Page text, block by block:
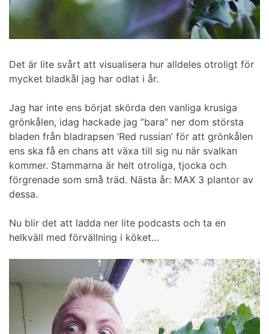
Det är lite svårt att visualisera hur alldeles otroligt för
mycket bladkål jag har odlat i år.
Jag har inte ens börjat skörda den vanliga krusiga
grönkålen, idag hackade jag ”bara” ner dom största
bladen från bladrapsen ’Red russian’ för att grönkålen
ens ska få en chans att växa till sig nu när svalkan
kommer. Stammarna är helt otroliga, tjocka och
förgrenade som små träd. Nästa år: MAX 3 plantor av
dessa.
Nu blir det att ladda ner lite podcasts och ta en
helkväll med förvällning i köket…